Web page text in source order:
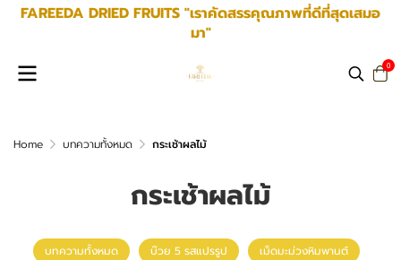
FAREEDA DRIED FRUITS "เราคัดสรรคุณภาพที่ดีที่สุดเสมอ
มา"
0
Home บทความทั้งหมด กระเช้าผลไม้
กระเช้าผลไม้
บทความทั้งหมด บ๊วย 5 รสแปรรูป เม็ดมะม่วงหิมพานต์